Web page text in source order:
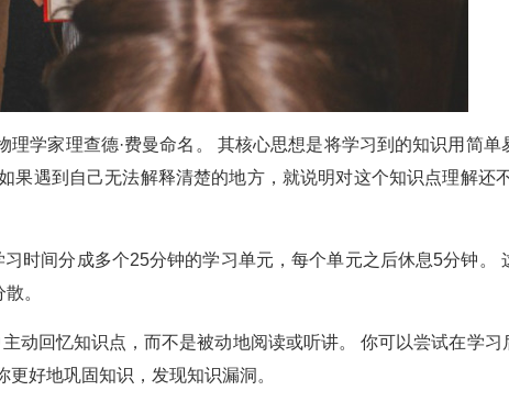
理学家理查德·费曼命名。 其核心思想是将学习到的知识用简
果遇到自己无法解释清楚的地方，就说明对这个知识点理解还
时间分成多个25分钟的学习单元，每个单元之后休息5分钟。
。
动回忆知识点，而不是被动地阅读或听讲。 你可以尝试在学习
好地巩固知识，发现知识漏洞。